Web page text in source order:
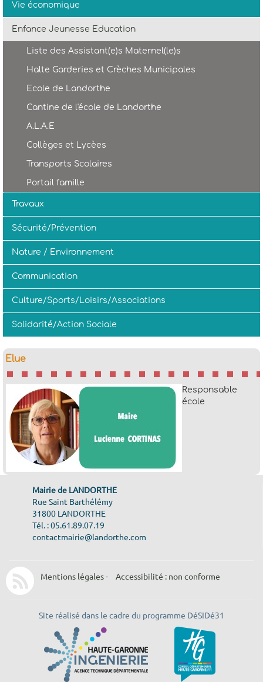
Vie économique
Enfance Jeunesse Education
Liste des Assistant(e)s Maternel(le)s
Halte Garderies et Crèches Municipales
Ecole de Landorthe
Cantine de l'école de Landorthe
A.L.A.E
Collèges et Lycèes
Transports Scolaires
Portail famille
Travaux
Sécurité/Prévention
Nature / Environnement
Communication
Culture/Sports/Loisirs/Associations
Solidarité/Action Sociale
Elue
Responsable
école
Mairie de LANDORTHE
Rue Saint Barthélémy
31800 LANDORTHE
Tél. : 05.61.89.07.19
contactmairie@landorthe.com
Mentions légales- Accessibilité : non conforme
Site réalisé dans le cadre du programme DéSIDé31